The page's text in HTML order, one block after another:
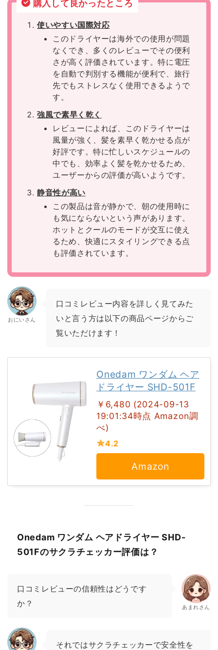
購入して良かったところ
使いやすい国際対応
このドライヤーは海外での使用が問題
なくでき、多くのレビューでその便利
さが高く評価されています。特に電圧
を自動で判別する機能が便利で、旅行
先でもストレスなく使用できるようで
す。
強風で素早く乾く
レビューによれば、このドライヤーは
風量が強く、髪を素早く乾かせる点が
好評です。特に忙しいスケジュールの
中でも、効率よく髪を乾かせるため、
ユーザーからの評価が高いようです。
静音性が高い
この製品は音が静かで、朝の使用時に
も気にならないという声があります。
ホットとクールのモードが交互に使え
るため、快適にスタイリングできる点
も評価されています。
おにいさん
口コミレビュー内容を詳しく見てみた
いと言う方は以下の商品ページからご
覧いただけます！
Onedam ワンダム ヘア
ドライヤー SHD-501F
￥6,480 (2024-09-13
19:01:34時点 Amazon調
べ)
4.2
Amazon
Onedam ワンダム ヘアドライヤー SHD-
501Fのサクラチェッカー評価は？
口コミレビューの信頼性はどうです
か？
あまれさん
それではサクラチェッカーで安全性を